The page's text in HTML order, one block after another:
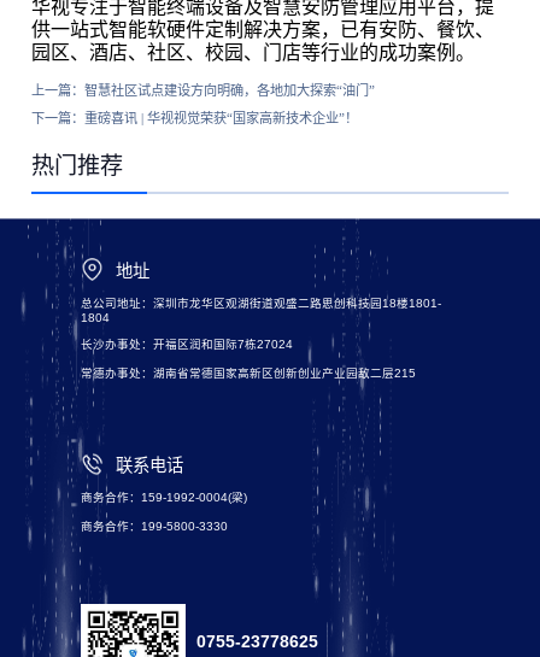
华视专注于智能终端设备及智慧安防管理应用平台，提
供一站式智能软硬件定制解决方案，已有安防、餐饮、
园区、酒店、社区、校园、门店等行业的成功案例。
上一篇： 智慧社区试点建设方向明确，各地加大探索“油门”
下一篇： 重磅喜讯 | 华视视觉荣获“国家高新技术企业”！
热门推荐
地址
总公司地址：深圳市龙华区观湖街道观盛二路思创科技园18楼1801-
1804
长沙办事处：开福区润和国际7栋27024
常德办事处：湖南省常德国家高新区创新创业产业园敌二层215
联系电话
商务合作：159-1992-0004(梁)
商务合作：199-5800-3330
0755-23778625